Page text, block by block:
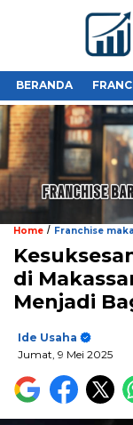
BERANDA
Home / Franchise
di
Menjadi
Ide Usaha
Jumat, 9 Mei 2025